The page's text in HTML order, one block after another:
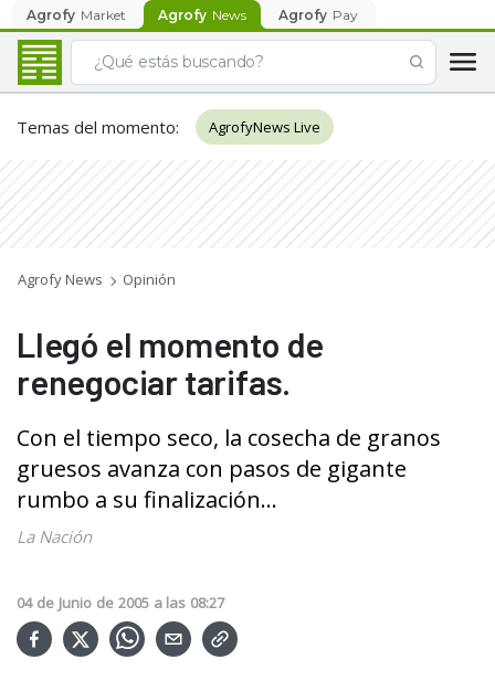
Agrofy Market Agrofy News Agrofy Pay
Temas del momento: AgrofyNews Live
Agrofy News Opinión
Llegó el momento de
renegociar tarifas.
Con el tiempo seco, la cosecha de granos
gruesos avanza con pasos de gigante
rumbo a su finalización...
La Nación
04 de Junio de 2005 a las 08:27